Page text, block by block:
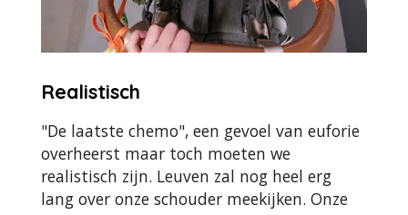
Realistisch
"De laatste chemo", een gevoel van euforie
overheerst maar toch moeten we
realistisch zijn. Leuven zal nog heel erg
lang over onze schouder meekijken. Onze